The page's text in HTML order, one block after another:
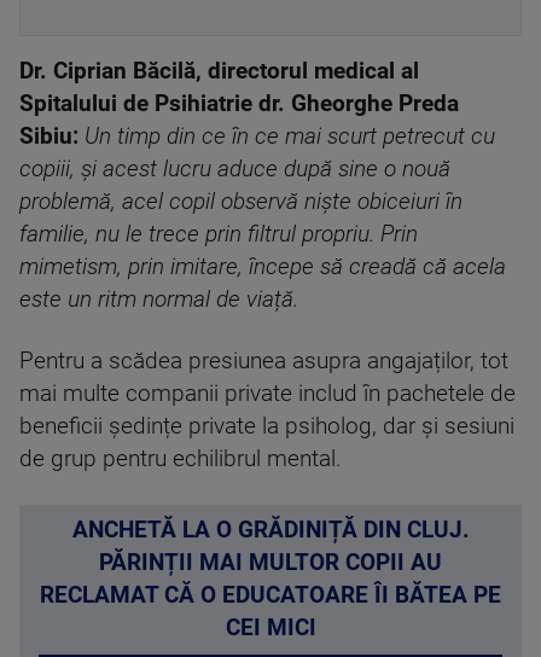
Dr. Ciprian Băcilă, directorul medical al
Spitalului de Psihiatrie dr. Gheorghe Preda
Sibiu: Un timp din ce în ce mai scurt petrecut cu
copiii, și acest lucru aduce după sine o nouă
problemă, acel copil observă niște obiceiuri în
familie, nu le trece prin filtrul propriu. Prin
mimetism, prin imitare, începe să creadă că acela
este un ritm normal de viață.
Pentru a scădea presiunea asupra angajaților, tot
mai multe companii private includ în pachetele de
beneficii ședințe private la psiholog, dar și sesiuni
de grup pentru echilibrul mental.
ANCHETĂ LA O GRĂDINIȚĂ DIN CLUJ.
PĂRINȚII MAI MULTOR COPII AU
RECLAMAT CĂ O EDUCATOARE ÎI BĂTEA PE
CEI MICI